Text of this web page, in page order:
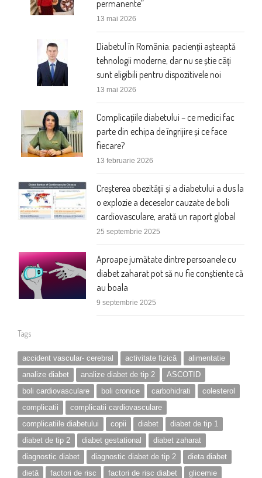
permanente”
13 mai 2026
Diabetul în România: pacienții așteaptă
tehnologii moderne, dar nu se știe câți
sunt eligibili pentru dispozitivele noi
13 mai 2026
Complicațiile diabetului – ce medici fac
parte din echipa de îngrijire și ce face
fiecare?
13 februarie 2026
Creșterea obezității și a diabetului a dus la
o explozie a deceselor cauzate de boli
cardiovasculare, arată un raport global
25 septembrie 2025
Aproape jumătate dintre persoanele cu
diabet zaharat pot să nu fie conștiente că
au boala
9 septembrie 2025
Tags
accident vascular- cerebral activitate fizică
alimentatie
analize diabet
analize diabet de tip 2
ASCOTID
boli cardiovasculare
boli cronice carbohidrati
colesterol
complicatii
complicatii cardiovasculare
complicatiile diabetului
copii diabet
diabet de tip 1
diabet de tip 2
diabet gestational
diabet zaharat
diagnostic diabet
diagnostic diabet de tip 2
dieta diabet
dietă
factori de risc factori de risc diabet
glicemie